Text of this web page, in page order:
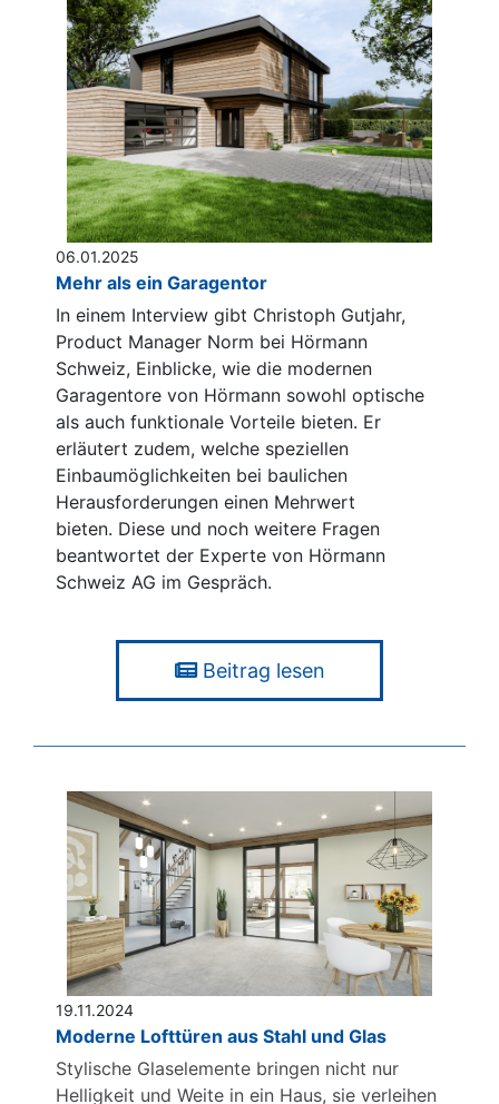
06.01.2025
Mehr als ein Garagentor
In einem Interview gibt Christoph Gutjahr,
Product Manager Norm bei Hörmann
Schweiz, Einblicke, wie die modernen
Garagentore von Hörmann sowohl optische
als auch funktionale Vorteile bieten. Er
erläutert zudem, welche speziellen
Einbaumöglichkeiten bei baulichen
Herausforderungen einen Mehrwert
bieten. Diese und noch weitere Fragen
beantwortet der Experte von Hörmann
Schweiz AG im Gespräch.
Beitrag lesen
19.11.2024
Moderne Lofttüren aus Stahl und Glas
Stylische Glaselemente bringen nicht nur
Helligkeit und Weite in ein Haus, sie verleihen